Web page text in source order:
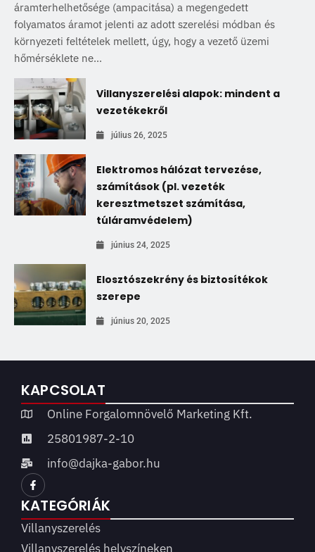
áramterhelhetősége (ampacitása) a megengedett
folyamatos áramot jelenti az adott szerelési módban és
környezeti feltételek mellett, úgy, hogy a vezető üzemi
hőmérséklete ne...
Villanyszerelési alapok: mindent a
vezetékekről
július 26, 2025
Elektromos hálózat tervezése,
számítások (pl. vezeték
keresztmetszet számítása,
túláramvédelem)
június 24, 2025
Elosztószekrény és biztosítékok
szerepe
június 20, 2025
KAPCSOLAT
Online Forgalomnövelő Marketing Kft.
25801987-2-10
info@dajka-gabor.hu
KATEGÓRIÁK
Villanyszerelés
Villanyszerelés helyszíneken